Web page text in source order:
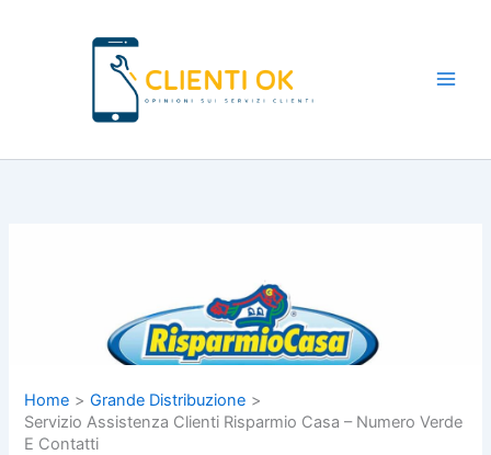
Home
Grande Distribuzione
Servizio Assistenza Clienti Risparmio Casa – Numero Verde
E Contatti